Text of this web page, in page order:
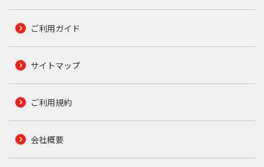
ご利用ガイド
サイトマップ
ご利用規約
会社概要